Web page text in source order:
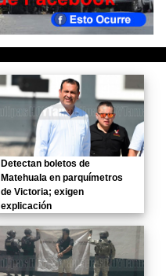
Detectan boletos de
Matehuala en parquímetros
de Victoria; exigen
explicación